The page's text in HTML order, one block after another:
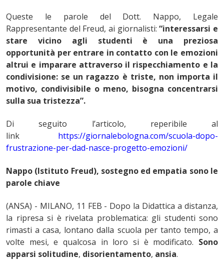
Queste le parole del Dott. Nappo, Legale
Rappresentante del Freud, ai giornalisti: “interessarsi e
stare vicino agli studenti è una preziosa
opportunità per entrare in contatto con le emozioni
altrui e imparare attraverso il rispecchiamento e la
condivisione: se un ragazzo è triste, non importa il
motivo, condivisibile o meno, bisogna concentrarsi
sulla sua tristezza”.
Di seguito l’articolo, reperibile al
link https://giornalebologna.com/scuola-dopo-
frustrazione-per-dad-nasce-progetto-emozioni/
Nappo (Istituto Freud), sostegno ed empatia sono le
parole chiave
(ANSA) - MILANO, 11 FEB - Dopo la Didattica a distanza,
la ripresa si è rivelata problematica: gli studenti sono
rimasti a casa, lontano dalla scuola per tanto tempo, a
volte mesi, e qualcosa in loro si è modificato. Sono
apparsi solitudine, disorientamento, ansia.